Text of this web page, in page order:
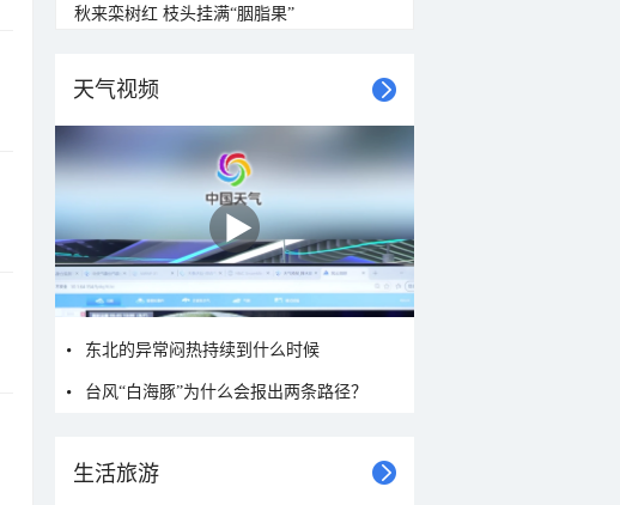
秋来栾树红 枝头挂满“胭脂果”
天气视频
东北的异常闷热持续到什么时候
台风“白海豚”为什么会报出两条路径？
生活旅游